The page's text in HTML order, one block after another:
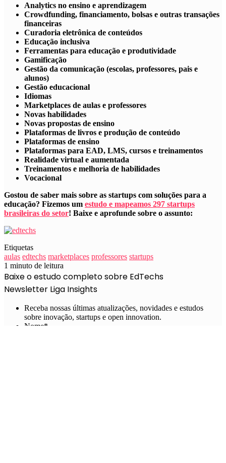
Analytics no ensino e aprendizagem
Crowdfunding, financiamento, bolsas e outras transações
financeiras
Curadoria eletrônica de conteúdos
Educação inclusiva
Ferramentas para educação e produtividade
Gamificação
Gestão da comunicação (escolas, professores, pais e
alunos)
Gestão educacional
Idiomas
Marketplaces de aulas e professores
Novas habilidades
Novas propostas de ensino
Plataformas de livros e produção de conteúdo
Plataformas de ensino
Plataformas para EAD, LMS, cursos e treinamentos
Realidade virtual e aumentada
Treinamentos e melhoria de habilidades
Vocacional
Gostou de saber mais sobre as startups com soluções para a
educação? Fizemos um estudo e mapeamos 297 startups
brasileiras do setor! Baixe e aprofunde sobre o assunto:
Etiquetas
aulas edtechs marketplaces professores startups
1 minuto de leitura
Baixe o estudo completo sobre EdTechs
Newsletter Liga Insights
Receba nossas últimas atualizações, novidades e estudos
sobre inovação, startups e open innovation.
Nome*